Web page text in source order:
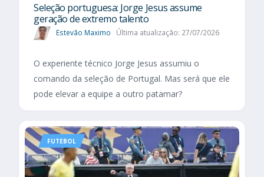
Seleção portuguesa: Jorge Jesus assume
geração de extremo talento
Estevão Maximo Última atualização: 27/07/2026
O experiente técnico Jorge Jesus assumiu o
comando da seleção de Portugal. Mas será que ele
pode elevar a equipe a outro patamar?
FUTEBOL